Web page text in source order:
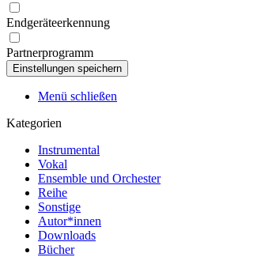
Endgeräteerkennung
Partnerprogramm
Menü schließen
Kategorien
Instrumental
Vokal
Ensemble und Orchester
Reihe
Sonstige
Autor*innen
Downloads
Bücher